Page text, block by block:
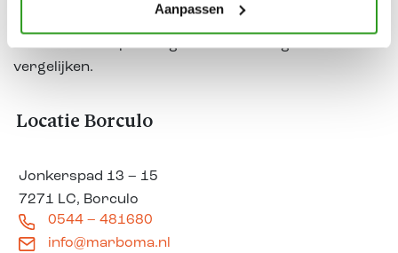
Aanpassen
een compleet beeld van de mogelijkheden en kun je
verschillende opstellingen en afwerkingen met elkaar
vergelijken.
Locatie Borculo
Jonkerspad 13 – 15
7271 LC, Borculo
0544 – 481680
info@marboma.nl